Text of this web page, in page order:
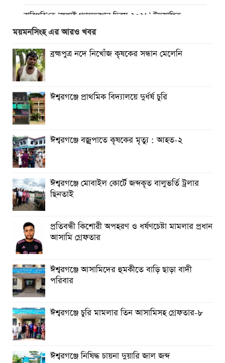
রাবিপ্রবি’তে ‘জুলাই গণঅভ্যুত্থান দিবস-২০২৬’ উদযাপিত
প্রত্যেক অপরাধীর বিচার এ দেশেই হবে, সে যত শক্তিশালীই হোক
না কেন”-চট্টগ্রামে জুলাই গণঅভ্যুত্থান দিবসে ব্যারিস্টার মীর হেলাল
গণঅভ্যুত্থানের অর্জন আজ রাজনৈতিক মাফিয়া ও দুর্বৃত্তায়নের
খপ্পরে : আবু হাসান টিপু
রাঙামাটিতে “ফিরে দেখা রক্তঝরা জুলাই-আগস্ট প্রত্যাশা আর প্রাপ্তি
শীর্ষক “কথকতা” অনুষ্ঠান অনুষ্ঠিত
ছুটির রাতে খোলা ভূমি অফিস, ভেতরে তহশিলদার
ময়মনসিংহ এর আরও খবর
ব্রহ্মপুত্র নদে নিখোঁজ কৃষকের সন্ধান মেলেনি
ঈশ্বরগঞ্জে প্রাথমিক বিদ্যালয়ে দুর্ধর্ষ চুরি
ঈশ্বরগঞ্জে বজ্রপাতে কৃষকের মৃত্যু : আহত-২
ঈশ্বরগঞ্জে মোবাইল কোর্টে জব্দকৃত বালুভর্তি ট্রলার
ছিনতাই
প্রতিবন্ধী কিশোরী অপহরণ ও ধর্ষণচেষ্টা মামলার প্রধান
আসামি গ্রেফতার
ঈশ্বরগঞ্জে আসামিদের হুমকীতে বাড়ি ছাড়া বাদী
পরিবার
ঈশ্বরগঞ্জে চুরি মামলার তিন আসামিসহ গ্রেফতার-৮
ঈশ্বরগঞ্জে নিষিদ্ধ চায়না দুয়ারি জাল জব্দ